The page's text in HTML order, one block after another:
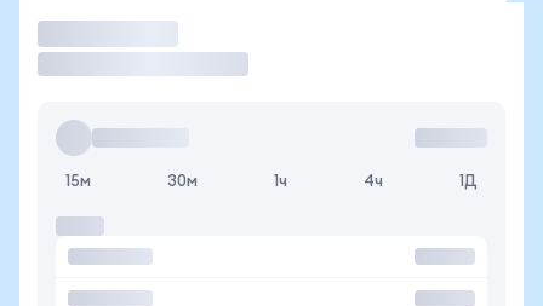
15м 30м 1ч 4ч 1Д